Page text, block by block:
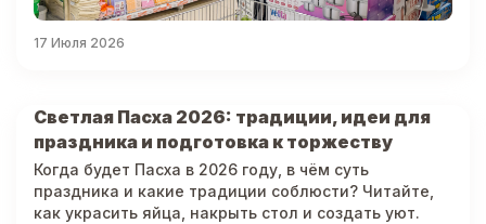
17 Июля 2026
Светлая Пасха 2026: традиции, идеи для
праздника и подготовка к торжеству
Когда будет Пасха в 2026 году, в чём суть
праздника и какие традиции соблюсти? Читайте,
как украсить яйца, накрыть стол и создать уют.